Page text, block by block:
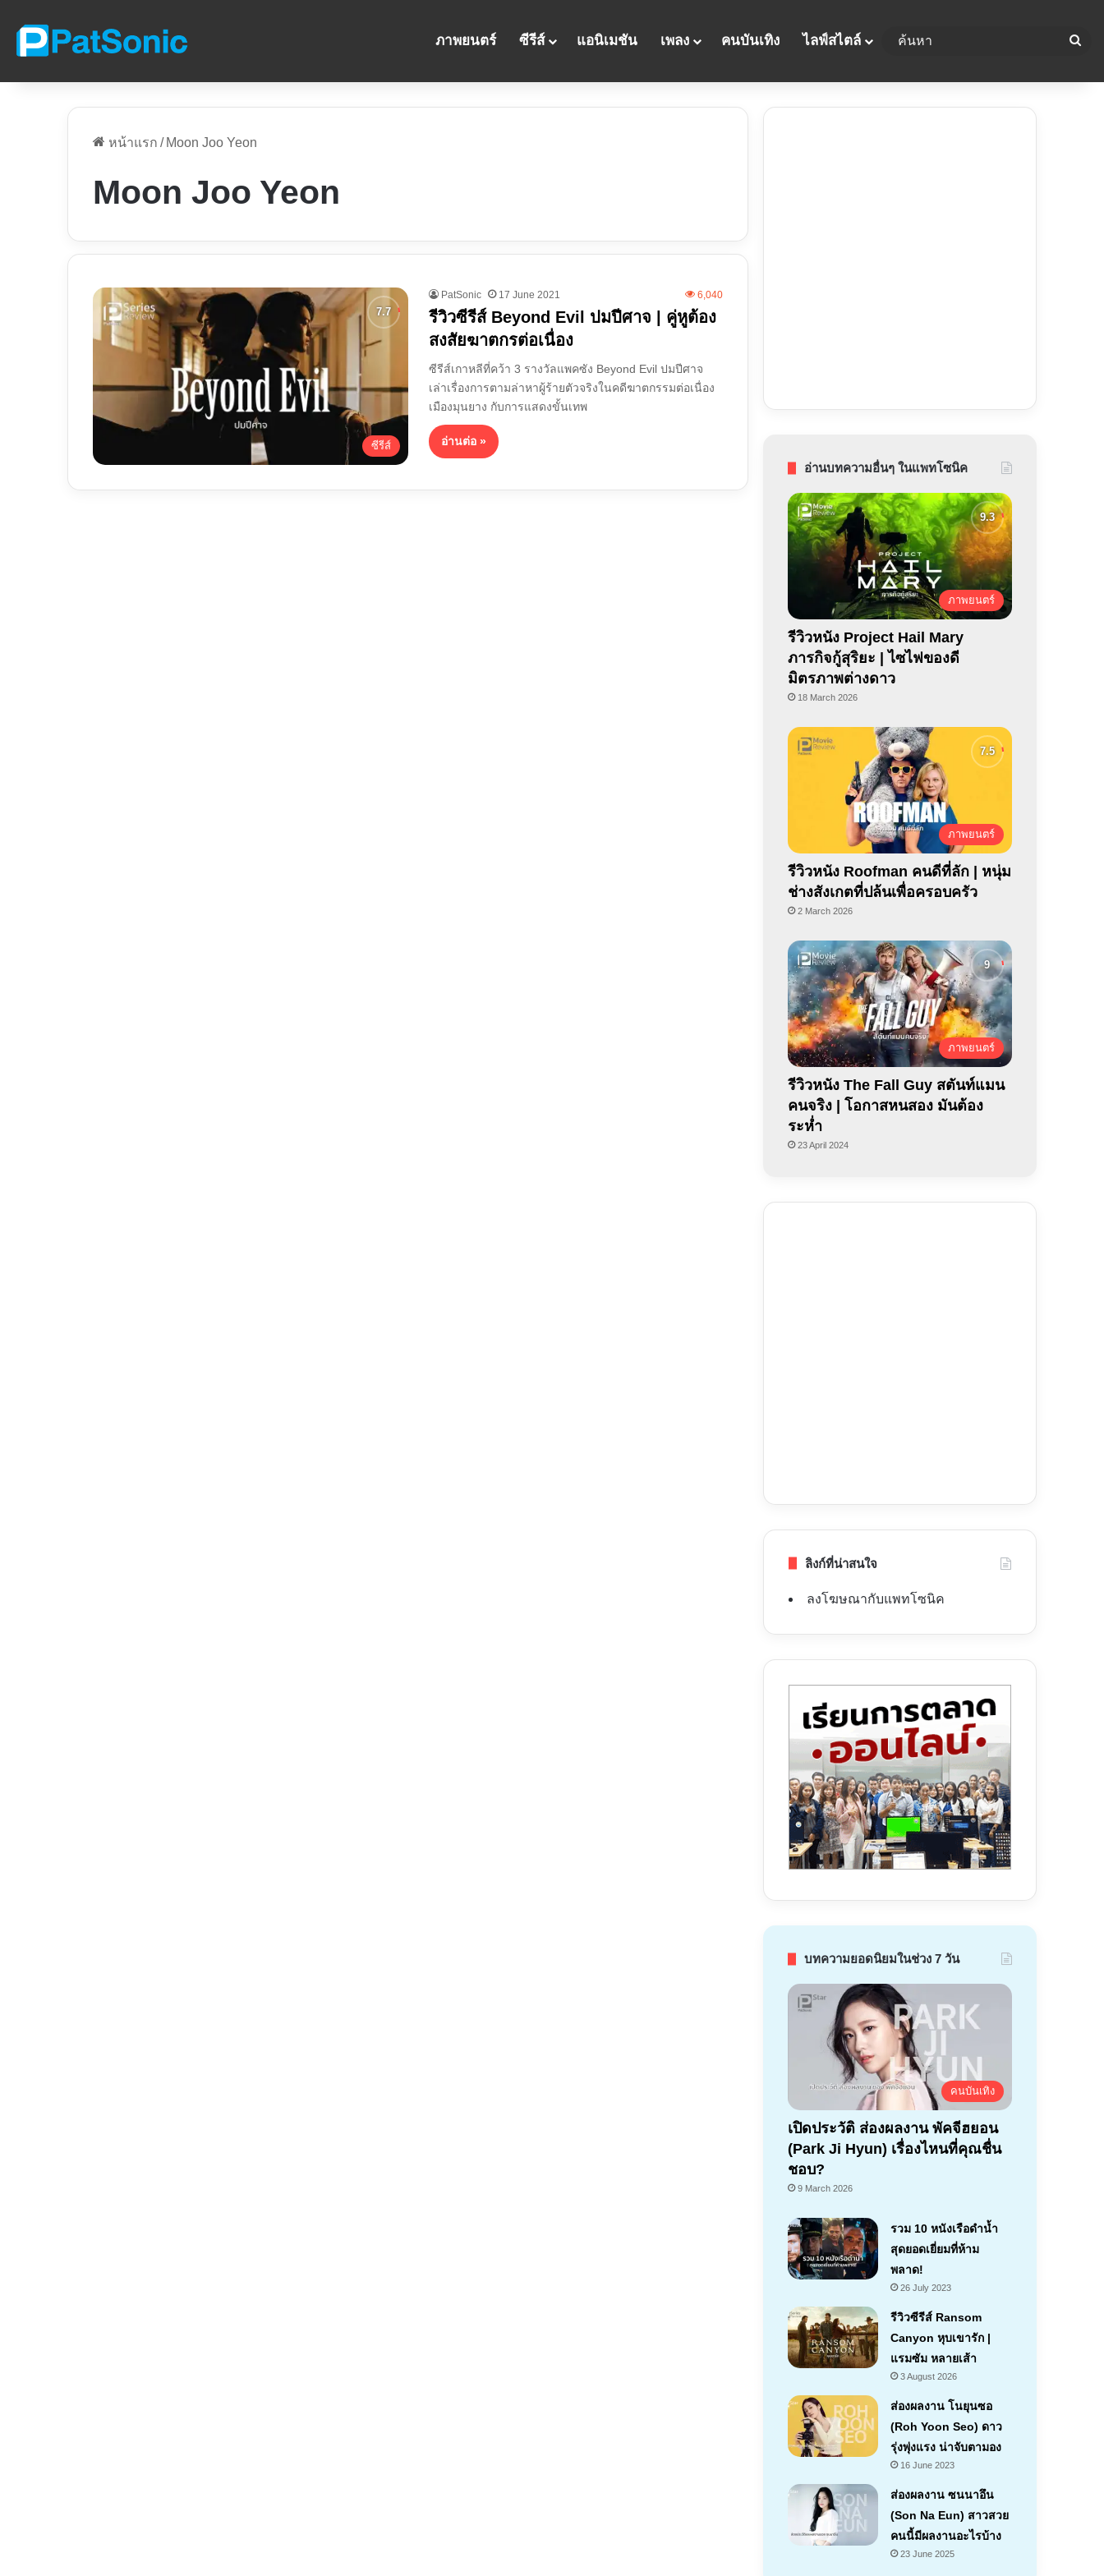
ภาพยนตร์ ซีรีส์ แอนิเมชัน เพลง คนบันเทิง ไลฟ์สไตล์
หน้าแรก / Moon Joo Yeon
Moon Joo Yeon
ซีรีส์
PatSonic 17 June 2021 6,040
รีวิวซีรีส์ Beyond Evil ปมปีศาจ | คู่หูต้อง
สงสัยฆาตกรต่อเนื่อง
ซีรีส์เกาหลีที่คว้า 3 รางวัลแพคซัง Beyond Evil ปมปีศาจ
เล่าเรื่องการตามล่าหาผู้ร้ายตัวจริงในคดีฆาตกรรมต่อเนื่อง
เมืองมุนยาง กับการแสดงขั้นเทพ
อ่านต่อ »
อ่านบทความอื่นๆ ในแพทโซนิค
ภาพยนตร์
รีวิวหนัง Project Hail Mary
ภารกิจกู้สุริยะ | ไซไฟของดี
มิตรภาพต่างดาว
18 March 2026
ภาพยนตร์
รีวิวหนัง Roofman คนดีที่ลัก | หนุ่ม
ช่างสังเกตที่ปล้นเพื่อครอบครัว
2 March 2026
ภาพยนตร์
รีวิวหนัง The Fall Guy สตันท์แมน
คนจริง | โอกาสหนสอง มันต้อง
ระห่ำ
23 April 2024
ลิงก์ที่น่าสนใจ
ลงโฆษณากับแพทโซนิค
บทความยอดนิยมในช่วง 7 วัน
คนบันเทิง
เปิดประวัติ ส่องผลงาน พัคจีฮยอน
(Park Ji Hyun) เรื่องไหนที่คุณชื่น
ชอบ?
9 March 2026
รวม 10 หนังเรือดำน้ำ
สุดยอดเยี่ยมที่ห้าม
พลาด!
26 July 2023
7.1
รีวิวซีรีส์ Ransom
Canyon หุบเขารัก |
แรมซัม หลายเส้า
3 August 2026
ส่องผลงาน โนยุนซอ
(Roh Yoon Seo) ดาว
รุ่งพุ่งแรง น่าจับตามอง
16 June 2023
ส่องผลงาน ซนนาอึน
(Son Na Eun) สาวสวย
คนนี้มีผลงานอะไรบ้าง
23 June 2025